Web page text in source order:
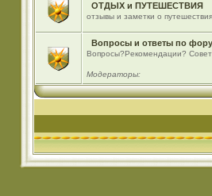
ОТДЫХ и ПУТЕШЕСТВИЯ
отзывы и заметки о
Вопросы и ответы по
Вопросы?Рекомендации?
Модераторы: